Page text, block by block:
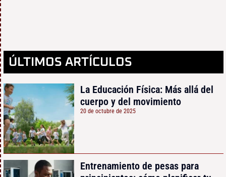
ÚLTIMOS ARTÍCULOS
La Educación Física: Más allá del
cuerpo y del movimiento
20 de octubre de 2025
Entrenamiento de pesas para